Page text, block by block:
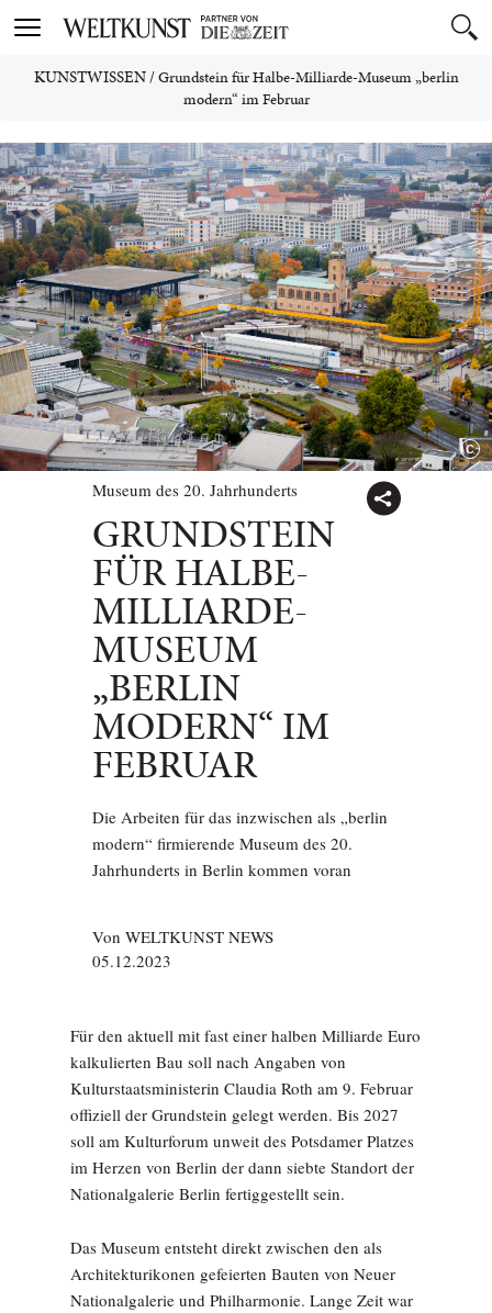
Toggle
KUNSTWISSEN/Grundstein für Halbe-Milliarde-Museum „berlin
modern“ im Februar
Museum des 20. Jahrhunderts
GRUNDSTEIN
FÜR HALBE-
MILLIARDE-
MUSEUM
„BERLIN
MODERN“ IM
FEBRUAR
Die Arbeiten für das inzwischen als „berlin
modern“ firmierende Museum des 20.
Jahrhunderts in Berlin kommen voran
Von WELTKUNST NEWS
05.12.2023
Für den aktuell mit fast einer halben Milliarde Euro
kalkulierten Bau soll nach Angaben von
Kulturstaatsministerin Claudia Roth am 9. Februar
offiziell der Grundstein gelegt werden. Bis 2027
soll am Kulturforum unweit des Potsdamer Platzes
im Herzen von Berlin der dann siebte Standort der
Nationalgalerie Berlin fertiggestellt sein.
Das Museum entsteht direkt zwischen den als
Architekturikonen gefeierten Bauten von Neuer
Nationalgalerie und Philharmonie. Lange Zeit war